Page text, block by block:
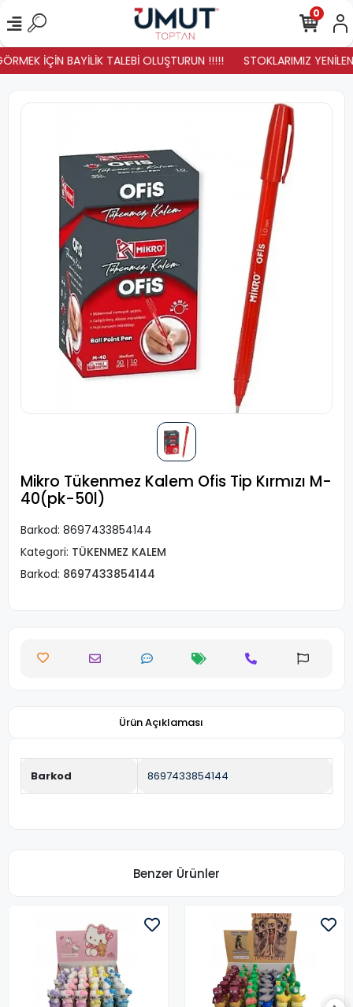
İÇİN BAYİLİK TALEBİ OLUŞTURUN !!!!! STOKLARIMIZ
0
Mikro Tükenmez Kalem Ofis Tip Kırmızı M-
40(pk-50l)
Barkod: 8697433854144
Kategori: TÜKENMEZ KALEM
Barkod: 8697433854144
Ürün Açıklaması
Barkod 8697433854144
Benzer Ürünler